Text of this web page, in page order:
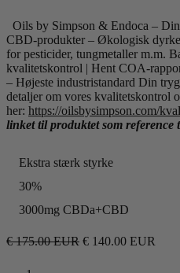
Oils by Simpson & Endoca –
CBD-produkter – Økologisk
for pesticider, tungmetaller m.m.
kvalitetskontrol | Hent COA-
– Højeste industristandard Din
detaljer om vores kvalitetskontrol
her: https://oilsbysimpson.com/
linket til produktet som
Ekstra stærk styrke
30%
3000mg CBDa+CBD
€175.00EUR € 140.00 EUR